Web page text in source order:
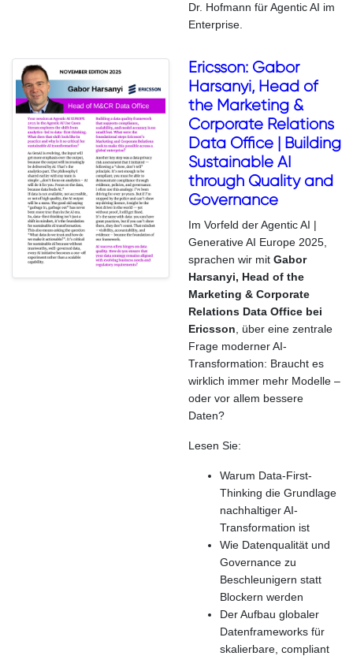
Dr. Hofmann für Agentic AI im
Enterprise.
Ericsson: Gabor
Harsanyi, Head of
the Marketing &
Corporate Relations
Data Office | Building
Sustainable AI
through Quality and
Governance
Im Vorfeld der Agentic AI |
Generative AI Europe 2025,
sprachen wir mit Gabor
Harsanyi, Head of the
Marketing & Corporate
Relations Data Office bei
Ericsson , über eine zentrale
Frage moderner AI-
Transformation: Braucht es
wirklich immer mehr Modelle –
oder vor allem bessere
Daten?
Lesen Sie:
Warum Data-First-
Thinking die Grundlage
nachhaltiger AI-
Transformation ist
Wie Datenqualität und
Governance zu
Beschleunigern statt
Blockern werden
Der Aufbau globaler
Datenframeworks für
skalierbare, compliant